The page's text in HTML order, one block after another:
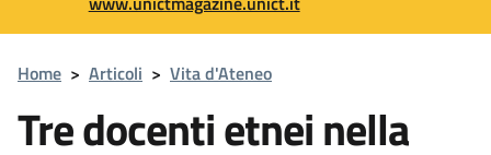
Home > Articoli > Vita d'Ateneo
Tre docenti etnei nella